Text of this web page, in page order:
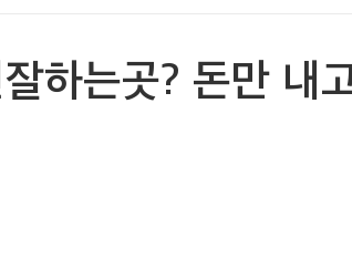
하는곳? 돈만 내